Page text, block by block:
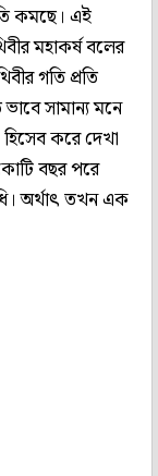
কমছে। এই
মহাকর্ষ বলের
গতি প্রতি
সামান্য মনে
করে দেখা
বছর পরে
অর্থাৎ তখন এক